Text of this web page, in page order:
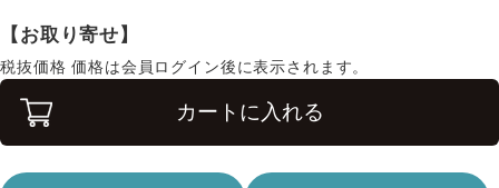
【お取り寄せ】
税抜価格 価格は会員ログイン後に表示されます。
カートに入れる